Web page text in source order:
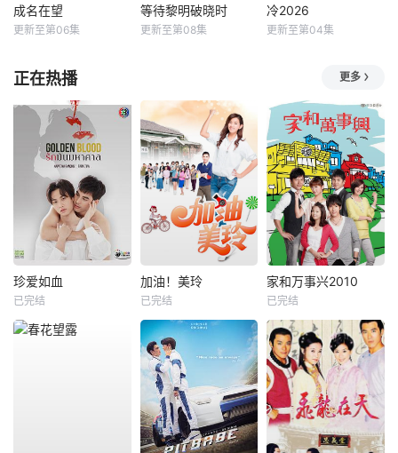
成名在望
更新至第06集
等待黎明破晓时
更新至第08集
冷2026
更新至第04集
正在热播 更多
珍爱如血
已完结
加油！美玲
已完结
家和万事兴2010
已完结